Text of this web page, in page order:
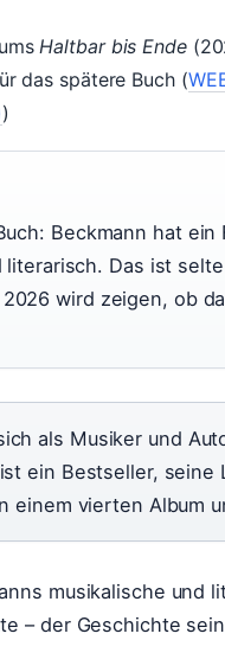
Haltbar bis Ende
das spätere Buch (
)
Beckmann hat
literarisch. Das ist
wird zeigen, ob
als Musiker und
ein Bestseller,
einem vierten Album
musikalische und
– der Geschichte